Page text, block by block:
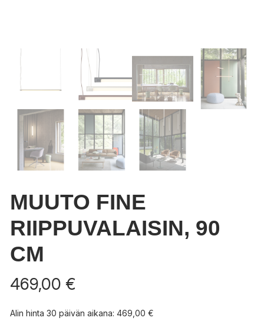
MUUTO FINE
RIIPPUVALAISIN, 90
CM
469,00 €
Alin hinta 30 päivän aikana: 469,00 €